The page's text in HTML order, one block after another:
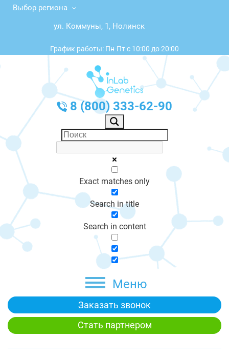
Выбор региона
ул. Коммуны, 1, Нолинск
График работы: Пн-Пт с 10:00 до 20:00
8 (800) 333-62-90
Exact matches only
Search in title
Search in content
Меню
Заказать звонок
Стать партнером